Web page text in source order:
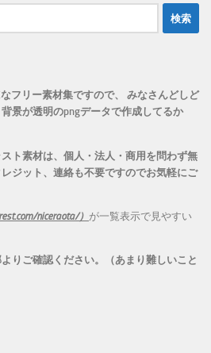
フリー素材集ですので、 みなさんどしど
背景が透明のpngデータで作成してるか
ト素材は、個人・法人・商用を問わず無
レジット、連絡も不要ですのでお気軽にご
niceraota/） が一覧表示で見やすい
りご確認ください。（あまり難しいこと